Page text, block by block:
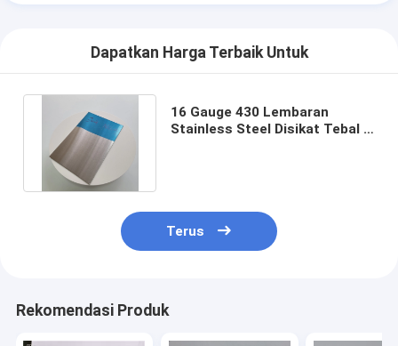
Dapatkan Harga Terbaik Untuk
16 Gauge 430 Lembaran
Stainless Steel Disikat Tebal 1
Terus
Rekomendasi Produk